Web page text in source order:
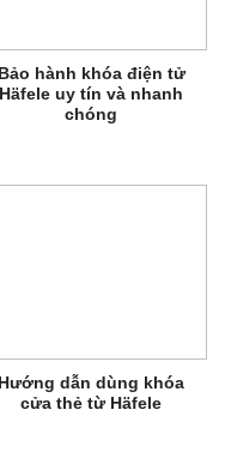
Bảo hành khóa điện tử
Häfele uy tín và nhanh
chóng
Hướng dẫn dùng khóa
cửa thẻ từ Häfele